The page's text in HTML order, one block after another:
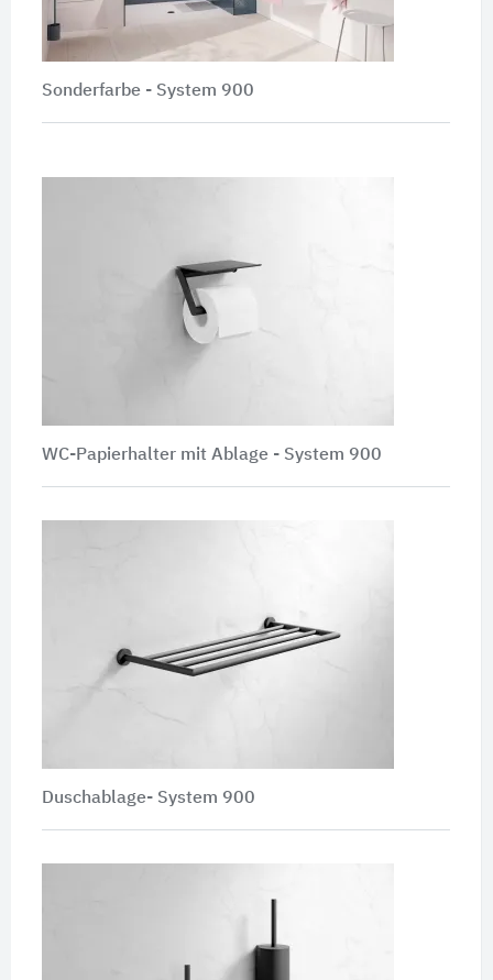
Sonderfarbe - System 900
WC-Papierhalter mit Ablage - System 900
Duschablage- System 900